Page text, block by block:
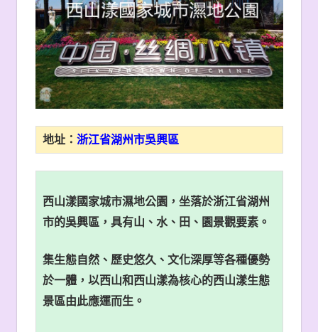
地址：浙江省湖州市吳興區
西山漾國家城市濕地公園，坐落於浙江省湖州
市的吳興區，具有山、水、田、園景觀要素。
集生態自然、歷史悠久、文化深厚等各種優勢
於一體，以西山和西山漾為核心的西山漾生態
景區由此應運而生。